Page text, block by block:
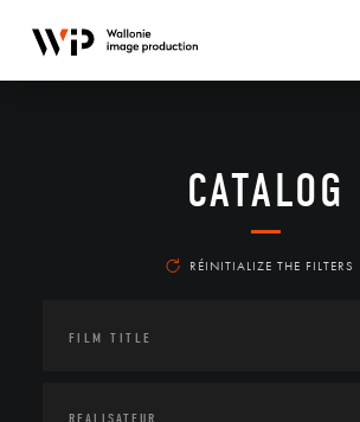
CATALOG
RÉINITIALIZE THE FILTERS